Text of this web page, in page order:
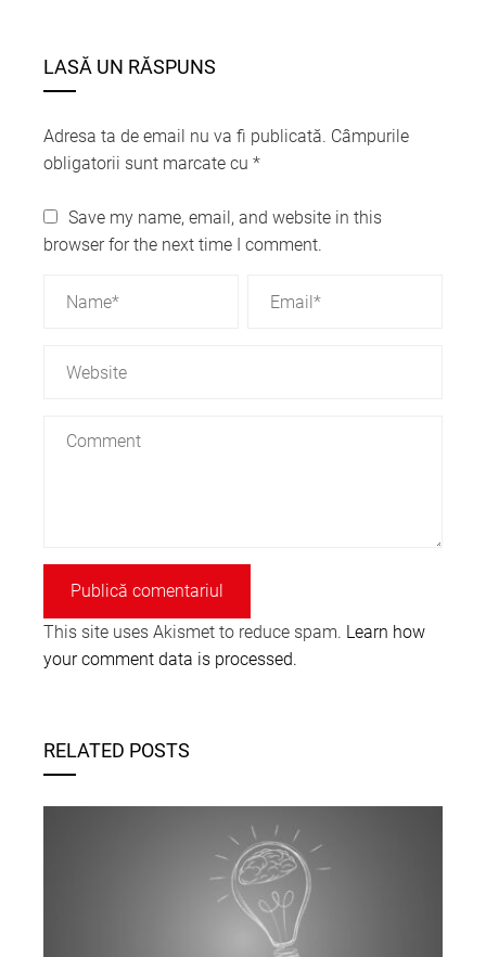
LASĂ UN RĂSPUNS
Adresa ta de email nu va fi publicată. Câmpurile
obligatorii sunt marcate cu *
Save my name, email, and website in this
browser for the next time I comment.
This site uses Akismet to reduce spam. Learn how
your comment data is processed.
RELATED POSTS